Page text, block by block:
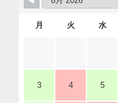
月 火 水
3 4 5